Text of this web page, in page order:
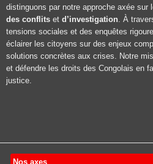
distinguons par notre approche axée sur
des conflits et d’investigation. À
tensions sociales et des enquêtes
éclairer les citoyens sur des enjeux
solutions concrètes aux crises. Notre
et défendre les droits des Congolais en
justice.
Nos axes